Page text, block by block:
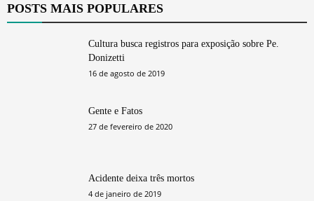
POSTS MAIS POPULARES
Cultura busca registros para exposição sobre Pe.
Donizetti
16 de agosto de 2019
Gente e Fatos
27 de fevereiro de 2020
Acidente deixa três mortos
4 de janeiro de 2019